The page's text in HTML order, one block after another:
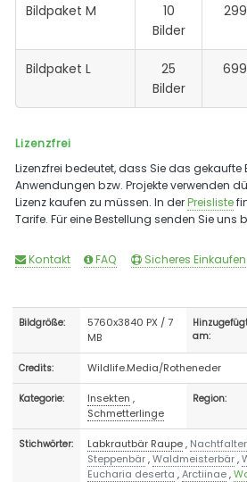
Bildpaket M
10
Bilder
Bildpaket L
25
Bilder
Lizenzfrei
Lizenzfrei bedeutet, dass Sie das
Anwendungen bzw. Projekte verwenden
Lizenz kaufen zu müssen. In derPreisliste
Tarife. Für eine Bestellung senden Sie uns
Kontakt FAQ Sicheres Einkaufen
Bildgröße:
5760x3840 PX / 7
MB
am:
Credits: Wildlife.Media/Rotheneder
Kategorie: Insekten ,
Schmetterlinge
Region:
Stichwörter: Labkrautbär Raupe, Nachtfalter
Steppenbär,Waldmeisterbär,
Eucharia deserta ,Arctiinae,